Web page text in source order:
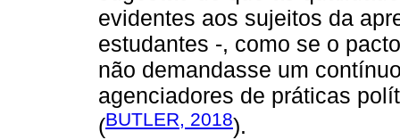
evidentes aos sujeitos da
estudantes -, como se o
não demandasse um
agenciadores de práticas
(BUTLER, 2018).